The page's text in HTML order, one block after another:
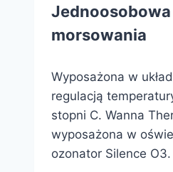
morsowania
Wyposażona w
regulacją
stopni C. Wanna
wyposażona w
ozonator Silence O3.